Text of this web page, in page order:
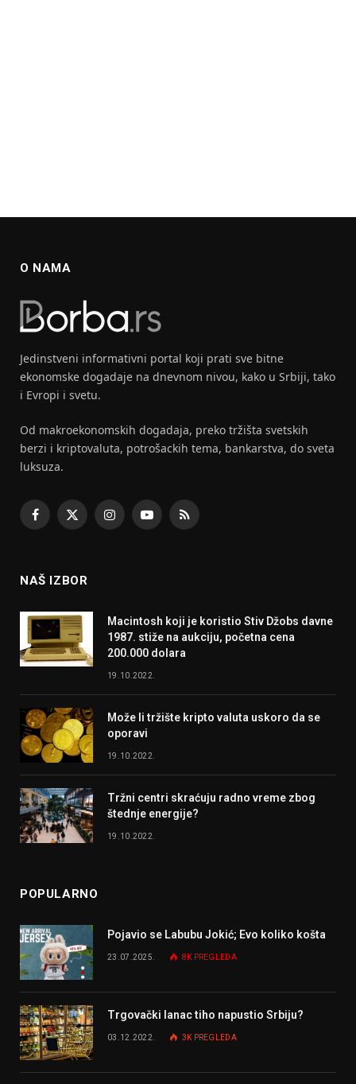
O NAMA
Jedinstveni informativni portal koji prati sve bitne
ekonomske dogadaje na dnevnom nivou, kako u Srbiji, tako
i Evropi i svetu.
Od makroekonomskih dogadaja, preko tržišta svetskih
berzi i kriptovaluta, potrošackih tema, bankarstva, do sveta
luksuza.
Facebook
X
InstagramYouTubeRSS
NAŠ IZBOR
Macintosh koji je koristio Stiv Džobs davne
1987. stiže na aukciju, početna cena
200.000 dolara
19.10.2022.
Može li tržište kripto valuta uskoro da se
oporavi
19.10.2022.
Tržni centri skraćuju radno vreme zbog
štednje energije?
19.10.2022.
POPULARNO
Pojavio se Labubu Jokić; Evo koliko košta
23.07.2025. 8K PREGLEDA
Trgovački lanac tiho napustio Srbiju?
03.12.2022. 3K PREGLEDA